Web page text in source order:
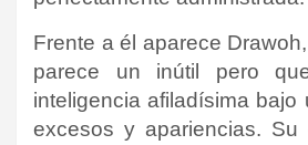
Frente a él aparece
parece un inútil pero
inteligencia afiladísima bajo
excesos y apariencias. Su